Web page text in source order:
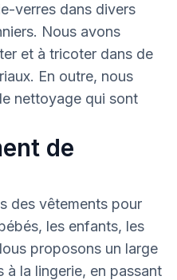
verres dans divers
Nous avons
et à tricoter dans de
En outre, nous
nettoyage qui sont
de
des vêtements pour
les enfants, les
proposons un large
à la lingerie, en passant